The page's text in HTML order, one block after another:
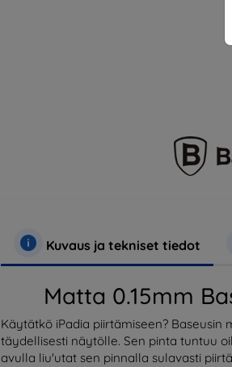
Kuvaus ja tekniset tiedot
Matta 0.15mm
Käytätkö iPadia piirtämiseen?
täydellisesti näytölle. Sen pinta tuntuu
avulla liu'utat sen pinnalla sulavasti